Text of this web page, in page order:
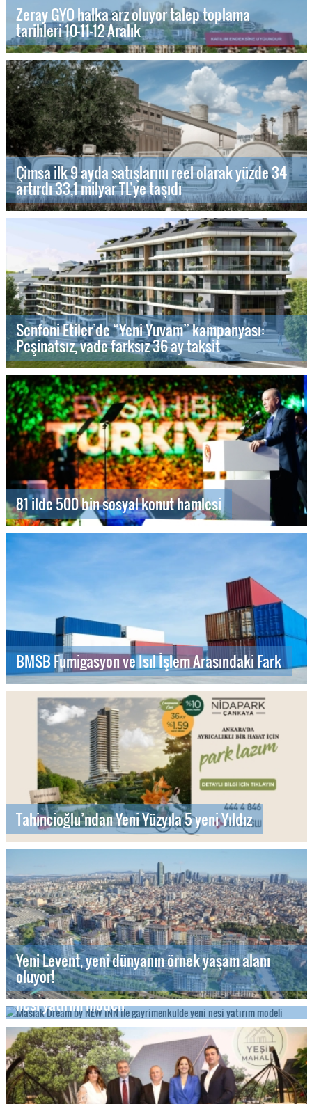
Zeray GYO halka arz oluyor talep toplama
tarihleri 10-11-12 Aralık
Çimsa ilk 9 ayda satışlarını reel olarak yüzde 34
artırdı 33,1 milyar TL’ye taşıdı
Senfoni Etiler’de “Yeni Yuvam” kampanyası:
Peşinatsız, vade farksız 36 ay taksit
81 ilde 500 bin sosyal konut hamlesi
BMSB Fumigasyon ve Isıl İşlem Arasındaki Fark
Tahincioğlu’ndan Yeni Yüzyıla 5 yeni Yıldız
Yeni Levent, yeni dünyanın örnek yaşam alanı
oluyor!
Maslak Dream by NEW INN ile gayrimenkulde yeni
nesi yatırım modeli